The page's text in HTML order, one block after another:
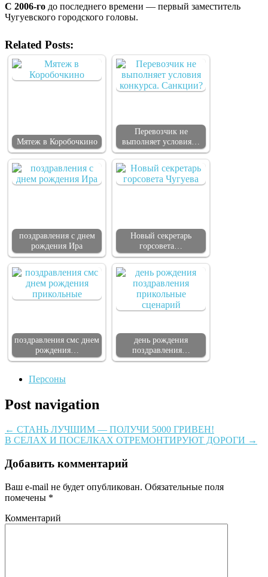
С 2006-го до последнего времени — первый заместитель
Чугуевского городского головы.
Related Posts:
Мятеж в Коробочкино
Перевозчик не
выполняет условия…
поздравления с днем
рождения Ира
Новый секретарь
горсовета…
поздравления смс днем
рождения…
день рождения
поздравления…
Персоны
Post navigation
← СТАНЬ ЛУЧШИМ — ПОЛУЧИ 5000 ГРИВЕН!
В СЕЛАХ И ПОСЕЛКАХ ОТРЕМОНТИРУЮТ ДОРОГИ →
Добавить комментарий
Ваш e-mail не будет опубликован. Обязательные поля
помечены *
Комментарий